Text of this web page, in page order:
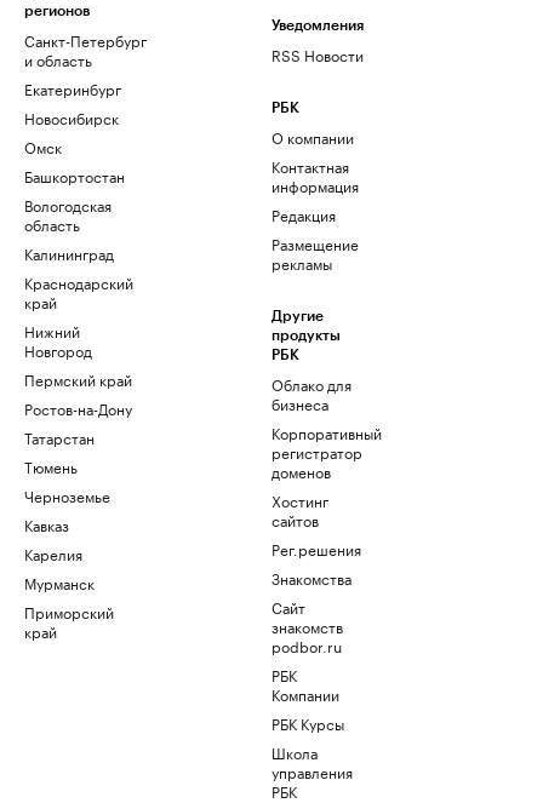
регионов
Санкт-Петербург
и область
Екатеринбург
Новосибирск
Омск
Башкортостан
Вологодская
область
Калининград
Краснодарский
край
Нижний
Новгород
Пермский край
Ростов-на-Дону
Татарстан
Тюмень
Черноземье
Кавказ
Карелия
Мурманск
Приморский
край
Уведомления
RSS Новости
РБК
О компании
Контактная
информация
Редакция
Размещение
рекламы
Другие
продукты
РБК
Облако для
бизнеса
Корпоративный
регистратор
доменов
Хостинг
сайтов
Рег.решения
Знакомства
Сайт
знакомств
podbor.ru
РБК
Компании
РБК Курсы
Школа
управления
РБК